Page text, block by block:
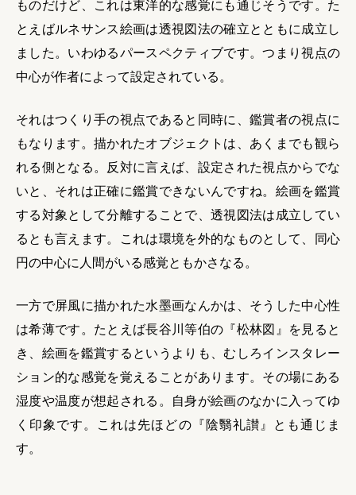
ものだけど、これは東洋的な感覚にも通じそうです。た
とえばルネサンス絵画は透視図法の確立とともに成立し
ました。いわゆるパースペクティブです。つまり視点の
中心が作者によって設定されている。
それはつくり手の視点であると同時に、鑑賞者の視点に
もなります。描かれたオブジェクトは、あくまでも観ら
れる側となる。反対に言えば、設定された視点からでな
いと、それは正確に鑑賞できないんですね。絵画を鑑賞
する対象として分離することで、透視図法は成立してい
るとも言えます。これは環境を外的なものとして、同心
円の中心に人間がいる感覚ともかさなる。
一方で屏風に描かれた水墨画なんかは、そうした中心性
は希薄です。たとえば長谷川等伯の『松林図』を見ると
き、絵画を鑑賞するというよりも、むしろインスタレー
ション的な感覚を覚えることがあります。その場にある
湿度や温度が想起される。自身が絵画のなかに入ってゆ
く印象です。これは先ほどの『陰翳礼讃』とも通じま
す。